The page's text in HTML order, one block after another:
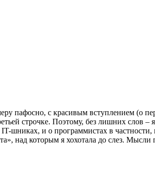
пафосно, с красивым вступлением
строчке. Поэтому, без лишних слов –
и о программистах в частности,
над которым я хохотала до слез.